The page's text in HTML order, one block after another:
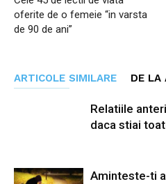
oferite de o femeie “in varsta
de 90 de ani”
ARTICOLE SIMILARE DE LA
Relatiile
daca stiai
Aminteste-ti